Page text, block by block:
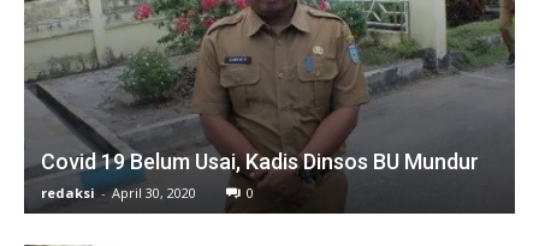
Covid 19 Belum Usai, Kadis Dinsos BU Mundur
redaksi - April 30, 2020 0